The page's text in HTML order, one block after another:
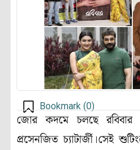
Bookmark (0)
জোর কদমে চলছে রবিবার
প্রসেনজিত চ্যাটার্জী।সেই